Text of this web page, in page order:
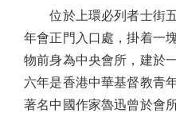
位於上環必列者士街五
年會正門入口處，掛着一
物前身為中央會所，建於
六年是香港中華基督教青
著名中國作家魯迅曾於會